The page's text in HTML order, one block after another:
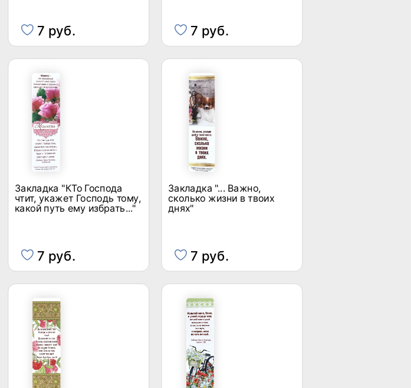
7 руб. 7 руб.
Закладка "КТо Господа
чтит, укажет Господь тому,
какой путь ему избрать..."
7 руб.
Закладка "... Важно,
сколько жизни в твоих
днях"
7 руб.